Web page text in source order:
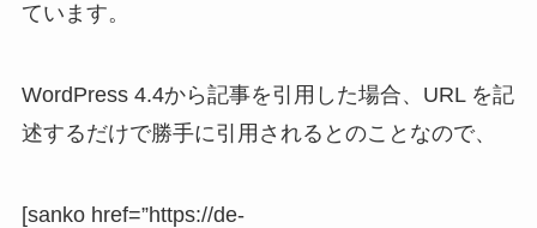
ています。
WordPress 4.4から記事を引用した場合、URL を記
述するだけで勝手に引用されるとのことなので、
[sanko href=”https://de-